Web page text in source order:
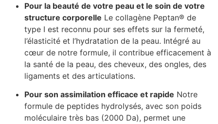
Pour la beauté de votre peau et le soin de votre
structure corporelle Le collagène Peptan® de
type I est reconnu pour ses effets sur la fermeté,
l’élasticité et l’hydratation de la peau. Intégré au
cœur de notre formule, il contribue efficacement à
la santé de la peau, des cheveux, des ongles, des
ligaments et des articulations.
Pour son assimilation efficace et rapide Notre
formule de peptides hydrolysés, avec son poids
moléculaire très bas (2000 Da), permet une